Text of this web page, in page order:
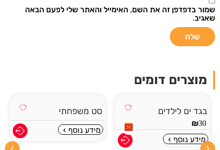
שמור בדפדפן זה את השם, האימייל והאתר שלי לפעם הבאה
שאגיב.
מוצרים דומים
סט משפחתי
מידע נוסף